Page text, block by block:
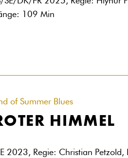
109 Min
of Summer Blues
HIMMEL
2023, Regie: Christian